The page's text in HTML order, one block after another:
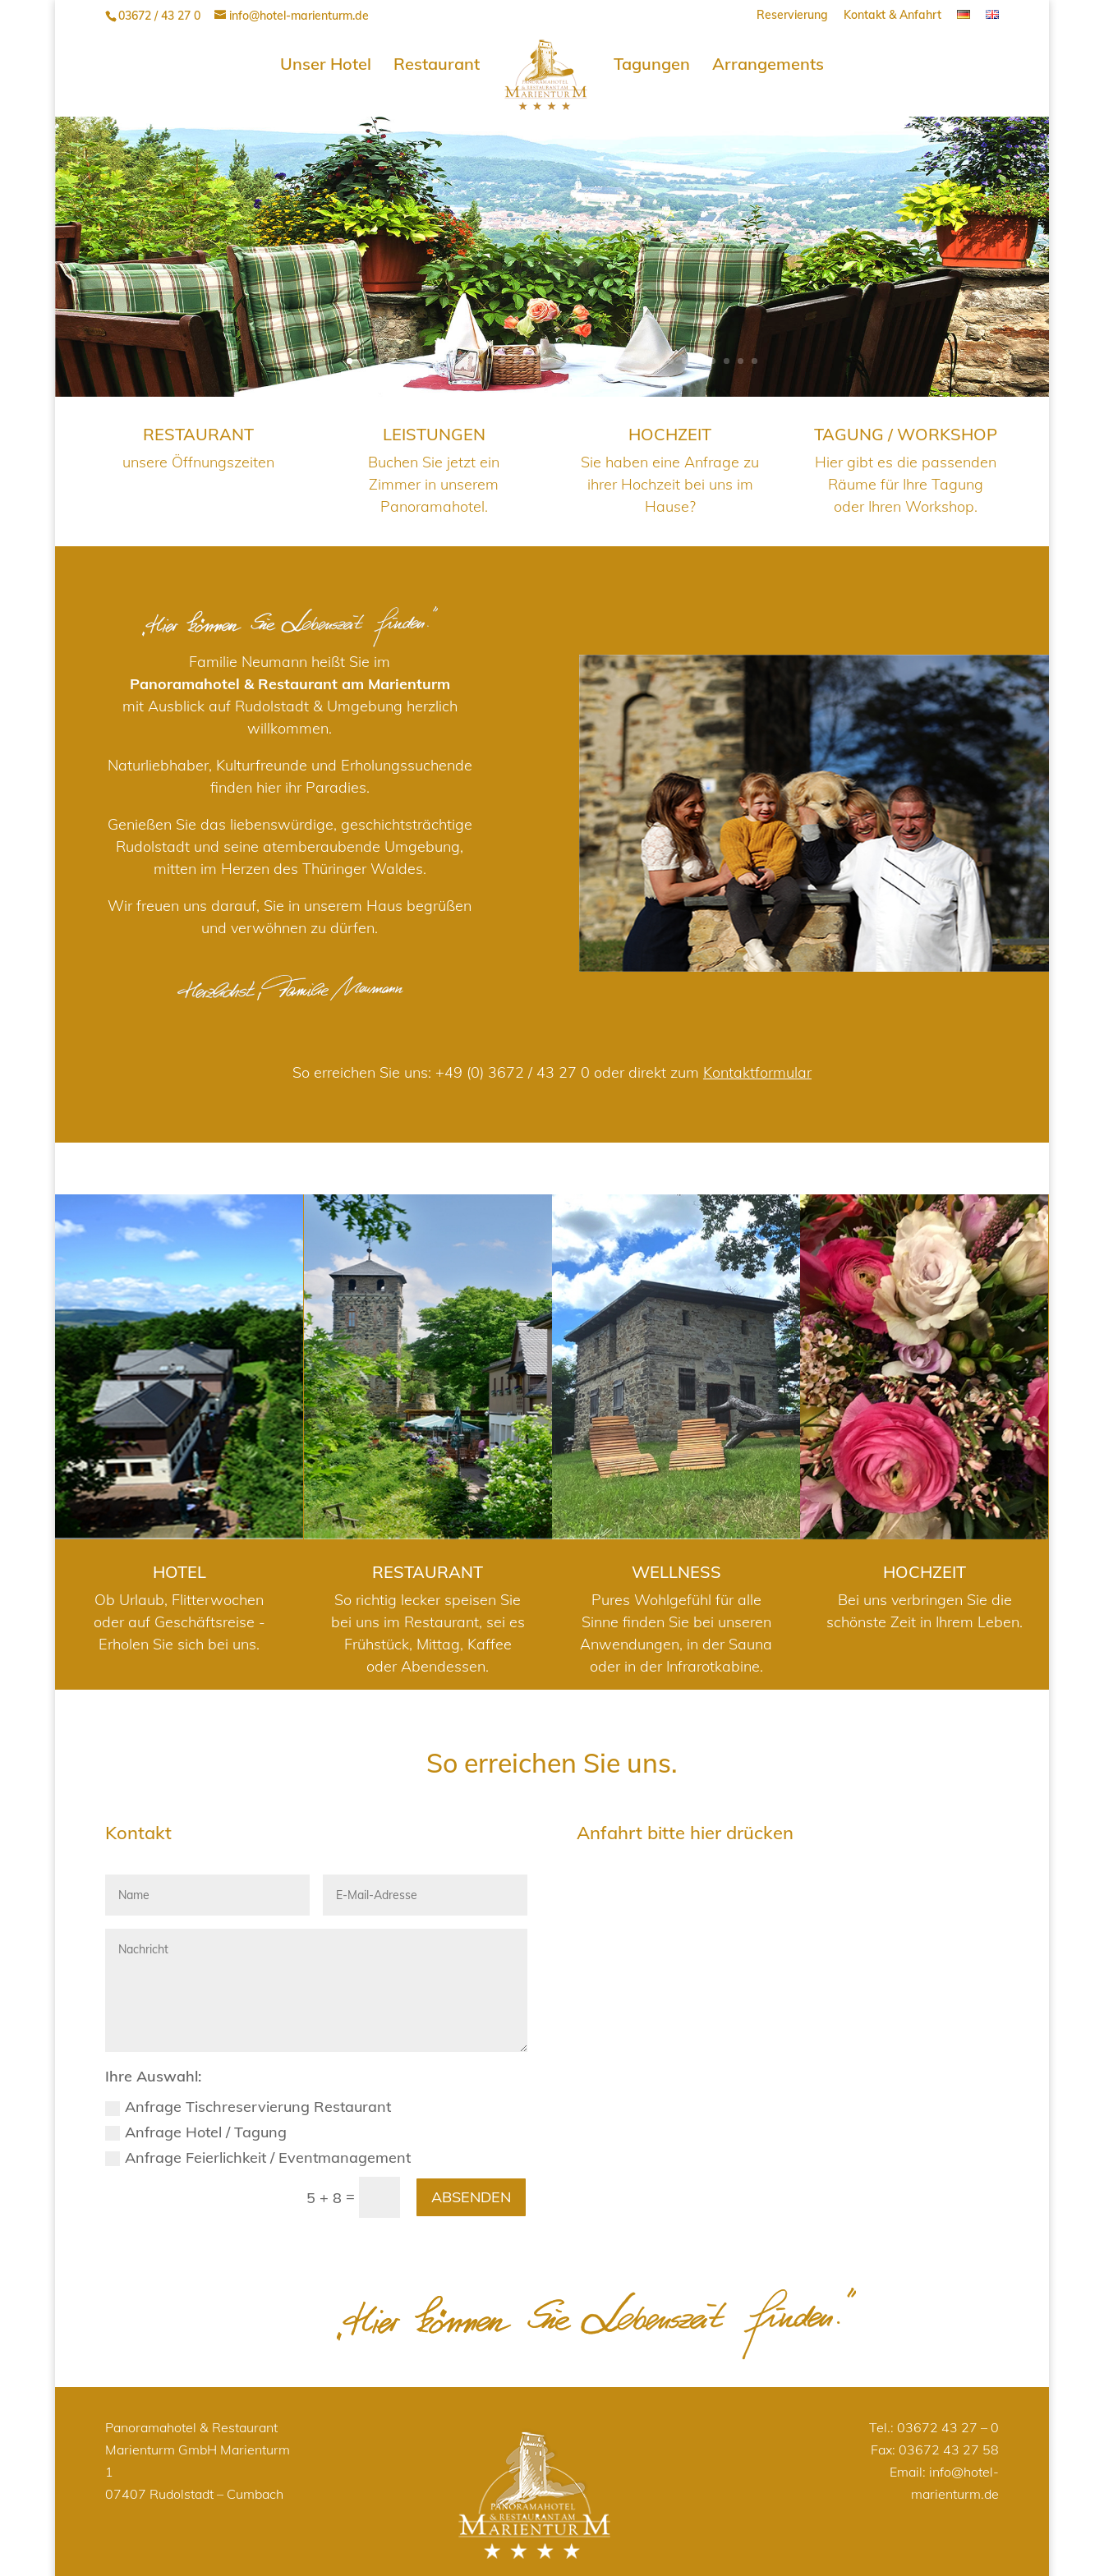
03672 / 43 27 0 info@hotel-marienturm.de Reservierung Kontakt & Anfahrt
Unser Hotel Restaurant Tagungen Arrangements
RESTAURANT
unsere Öffnungszeiten
LEISTUNGEN
Buchen Sie jetzt ein
Zimmer in unserem
Panoramahotel.
HOCHZEIT
Sie haben eine Anfrage zu
ihrer Hochzeit bei uns im
Hause?
TAGUNG / WORKSHOP
Hier gibt es die passenden
Räume für Ihre Tagung
oder Ihren Workshop.
Familie Neumann heißt Sie im
Panoramahotel & Restaurant am Marienturm
mit Ausblick auf Rudolstadt & Umgebung herzlich
willkommen.
Naturliebhaber, Kulturfreunde und Erholungssuchende
finden hier ihr Paradies.
Genießen Sie das liebenswürdige, geschichtsträchtige
Rudolstadt und seine atemberaubende Umgebung,
mitten im Herzen des Thüringer Waldes.
Wir freuen uns darauf, Sie in unserem Haus begrüßen
und verwöhnen zu dürfen.
So erreichen Sie uns: +49 (0) 3672 / 43 27 0 oder direkt zum Kontaktformular
HOTEL
HOTEL
Ob Urlaub, Flitterwochen
oder auf Geschäftsreise -
Erholen Sie sich bei uns.
RESTAURANT
RESTAURANT
So richtig lecker speisen Sie
bei uns im Restaurant, sei es
Frühstück, Mittag, Kaffee
oder Abendessen.
WELLNESS
WELLNESS
Pures Wohlgefühl für alle
Sinne finden Sie bei unseren
Anwendungen, in der Sauna
oder in der Infrarotkabine.
HOCHZEIT
HOCHZEIT
Bei uns verbringen Sie die
schönste Zeit in Ihrem Leben.
So erreichen Sie uns.
Kontakt
Ihre Auswahl:
Anfrage Tischreservierung Restaurant
Anfrage Hotel / Tagung
Anfrage Feierlichkeit / Eventmanagement
5 + 8 = ABSENDEN
Anfahrt bitte hier drücken
Panoramahotel & Restaurant
Marienturm GmbH Marienturm
1
07407 Rudolstadt – Cumbach
Tel.: 03672 43 27 – 0
Fax: 03672 43 27 58
Email: info@hotel-
marienturm.de